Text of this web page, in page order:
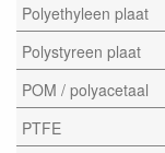
Polyethyleen plaat
Polystyreen plaat
POM / polyacetaal
PTFE